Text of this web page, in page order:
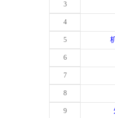
3
4
5
6
7
8
9